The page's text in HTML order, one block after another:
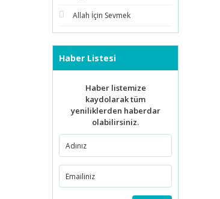
Allah İçin Sevmek
Haber Listesi
Haber listemize
kaydolarak tüm
yeniliklerden haberdar
olabilirsiniz.